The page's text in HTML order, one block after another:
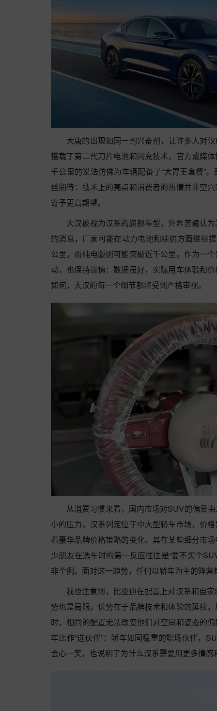
大唐的出现如同一剂兴奋剂，让许多人对
搭载了第二代刀片电池和闪充技术，官方或媒
千公里的说法仿佛为车辆配备了“大胃王套餐”
丝期待：技术上的亮点和消费者的热情并非空
寄予更高期望。
大汉被视为汉系的旗舰车型，外界普遍认
的消息，厂家可能在动力电池和续航方面继续
公里，而纯电版则可能突破近千公里。作为一
动，也保持谨慎：数据虽好，实际用车体验和
如何，大汉的每一个细节都将受到严格审视。
从消费习惯来看，国内市场对SUV的偏爱
小的压力。汉系列定位于中大型轿车市场，价
着豪华品牌价格策略的变化，其在某些细分市
少朋友在选车时的第一反应往往是“要不买个
非个例。面对这一趋势，任何以轿车为主的阵
我也注意到，比亚迪在配置上对汉系和自
势也是局限。优势在于品牌技术和体验的延续
时，相同的配置无法改变他们对空间和姿态的
车比作“选伙伴”：轿车如同稳重的职场伙伴，
会心一笑，也说明了为什么汉系需要用更多情